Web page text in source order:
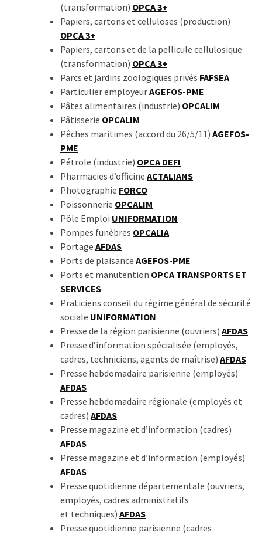
(transformation) OPCA 3+
Papiers, cartons et celluloses (production)
OPCA 3+
Papiers, cartons et de la pellicule cellulosique
(transformation) OPCA 3+
Parcs et jardins zoologiques privés FAFSEA
Particulier employeurAGEFOS-PME
Pâtes alimentaires (industrie) OPCALIM
Pâtisserie OPCALIM
Pêches maritimes (accord du 26/5/11) AGEFOS-
PME
Pétrole (industrie) OPCA DEFI
Pharmacies d’officine ACTALIANS
Photographie FORCO
Poissonnerie OPCALIM
Pôle Emploi UNIFORMATION
Pompes funèbres OPCALIA
Portage AFDAS
Ports de plaisance AGEFOS-PME
Ports et manutention OPCA TRANSPORTS ET
SERVICES
Praticiens conseil du régime général de sécurité
sociale UNIFORMATION
Presse de la région parisienne (ouvriers) AFDAS
Presse d’information spécialisée (employés,
cadres, techniciens, agents de maîtrise) AFDAS
Presse hebdomadaire parisienne (employés)
AFDAS
Presse hebdomadaire régionale (employés et
cadres) AFDAS
Presse magazine et d’information (cadres)
AFDAS
Presse magazine et d’information (employés)
AFDAS
Presse quotidienne départementale (ouvriers,
employés, cadres administratifs
et techniques) AFDAS
Presse quotidienne parisienne (cadres